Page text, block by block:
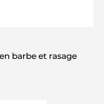
barbe et rasage